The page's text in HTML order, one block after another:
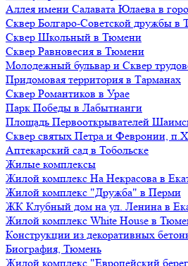
Аллея имени Салавата Юлаева в
Сквер Болгаро-Советской дружбы в
Сквер Школьный в Тюмени
Сквер Равновесия в Тюмени
Молодежный бульвар и Сквер
Придомовая территория в Тарманах
Сквер Романтиков в Урае
Парк Победы в Лабытнанги
Площадь Первооткрывателей
Сквер святых Петра и Февронии,
Аптекарский сад в Тобольске
Жилые комплексы
Жилой комплекс На Некрасова в
Жилой комплекс "Дружба" в Перми
ЖК Клубный дом на ул. Ленина в
Жилой комплекс White House в
Конструкции из декоративных
Биография, Тюмень
Жилой комплекс "Европейский